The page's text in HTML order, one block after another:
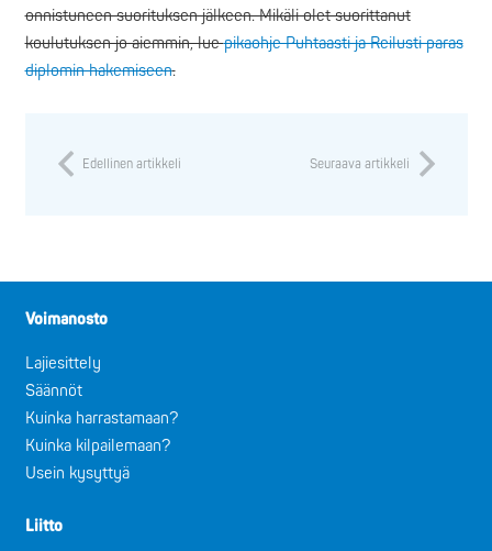
onnistuneen suorituksen jälkeen. Mikäli olet suorittanut
koulutuksen jo aiemmin, luepikaohje Puhtaasti ja Reilusti paras
diplomin hakemiseen.
Edellinen artikkeli Seuraava artikkeli
Voimanosto
Lajiesittely
Säännöt
Kuinka harrastamaan?
Kuinka kilpailemaan?
Usein kysyttyä
Liitto